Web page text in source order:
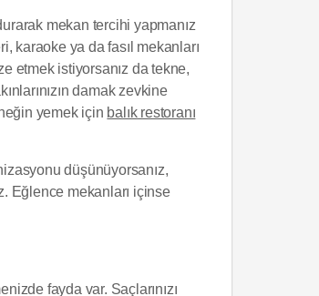
mekan tercihi yapmanız
karaoke ya da fasıl mekanları
etmek istiyorsanız da tekne,
damak zevkine
yemek için balık restoranı
düşünüyorsanız,
Eğlence mekanları içinse
fayda var. Saçlarınızı